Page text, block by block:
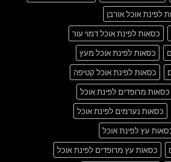
לפינת אוכל אורבן
כסאות לפינת אוכל דמוי עור
כסאות לפינת אוכל מעץ
כסאות לפינת אוכל קטיפה
כסאות מרופדים לפינת אוכל
כסאות נערמים לפינת אוכל
עץ לפינת אוכל
כסאות עץ מרופדים לפינת אוכל